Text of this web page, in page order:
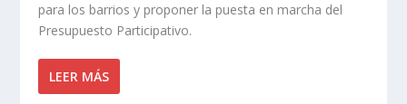
para los barrios y proponer la puesta en marcha del
Presupuesto Participativo.
LEER MÁS